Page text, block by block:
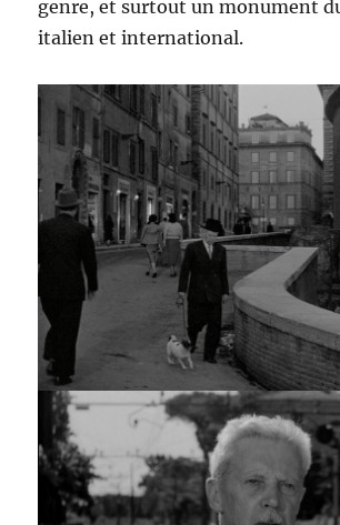
genre, et surtout un monument
italien et international.